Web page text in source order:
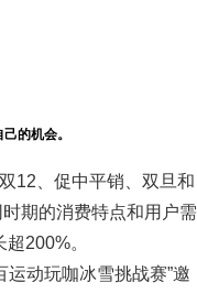
的机会。
12、促中平销、双旦和
期的消费特点和用户需
200%。
动玩咖冰雪挑战赛”邀